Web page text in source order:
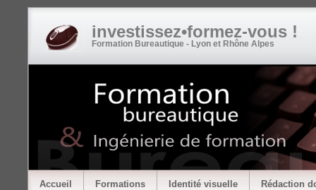
investissez•formez-vous !
Formation Bureautique - Lyon et Rhône Alpes
Accueil Formations Identité visuelle Rédaction